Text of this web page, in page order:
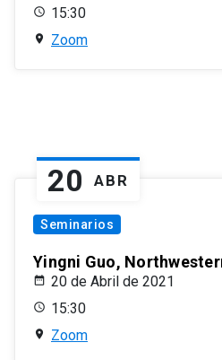
15:30
Zoom
20 ABR
Seminarios
Yingni Guo,
20 de Abril de 2021
15:30
Zoom